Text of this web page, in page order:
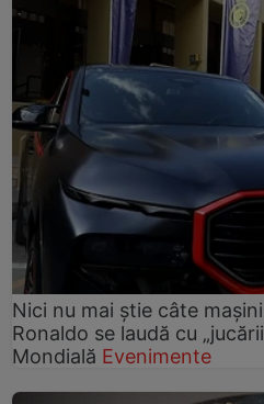
Nici nu mai știe câte
Ronaldo se laudă cu
Mondială Evenimente